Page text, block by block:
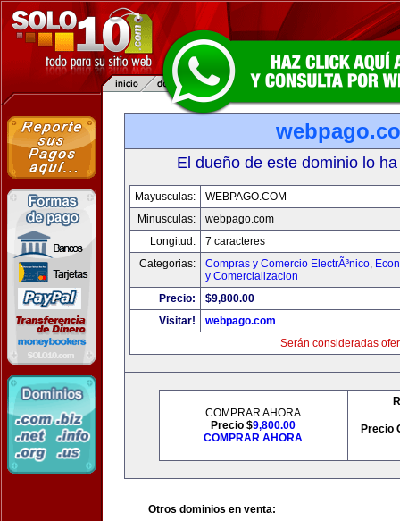
El dueño de este dominio lo
Mayusculas:
WEBPAGO.COM
Minusculas:
webpago.com
Longitud:
7 caracteres
Categorias:
Compras y Comercio ElectrÃ³nico,
y Comercializacion
Precio:
$9,800.00
Visitar!
webpago.com
Serán consideradas
COMPRAR AHORA
Precio $9,800.00
COMPRAR AHORA
Precio
Otros dominios en venta: